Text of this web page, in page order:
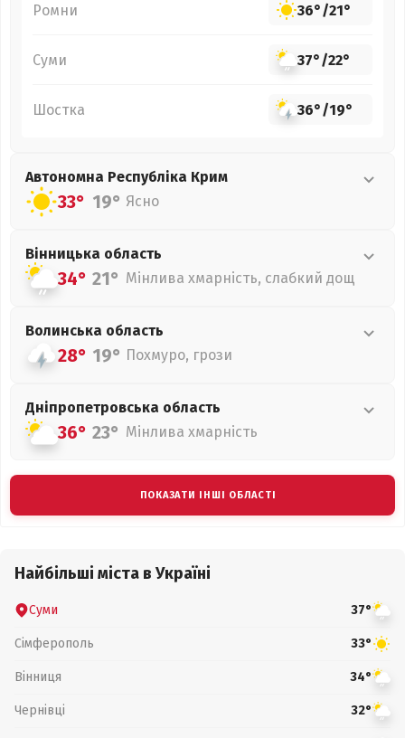
Ромни 36°/21°
Суми 37°/22°
Шостка 36°/19°
Автономна Республіка Крим
33° 19° Ясно
Вінницька область
34° 21° Мінлива хмарність, слабкий дощ
Волинська область
28° 19° Похмуро, грози
Дніпропетровська область
36° 23° Мінлива хмарність
ПОКАЗАТИ ІНШІ ОБЛАСТІ
Найбільші міста в Україні
Суми 37°
Сімферополь 33°
Вінниця 34°
Чернівці 32°